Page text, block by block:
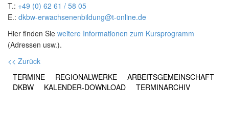
T.: +49 (0) 62 61 / 58 05
E.: dkbw-erwachsenenbildung@t-online.de
Hier finden Sie weitere Informationen zum Kursprogramm
(Adressen usw.).
<< Zurück
TERMINE
REGIONALWERKE
ARBEITSGEMEINSCHAFT
DKBW
KALENDER-DOWNLOAD TERMINARCHIV